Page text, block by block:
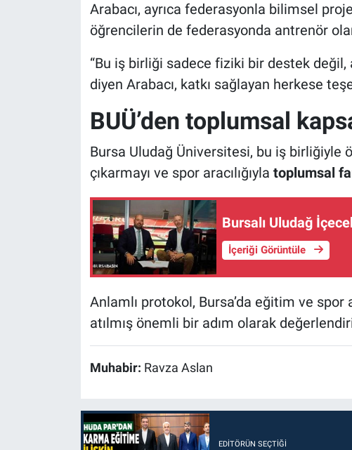
Arabacı, ayrıca federasyonla bilimsel
öğrencilerin de federasyonda antrenör
“Bu iş birliği sadece fiziki bir destek değil,
diyen Arabacı, katkı sağlayan herkese
BUÜ’den toplumsal
Bursa Uludağ Üniversitesi, bu iş birliğiyle
çıkarmayı ve spor aracılığıyla toplumsal
Bursalı Uludağ
İçeriği Görüntüle
Anlamlı protokol, Bursa’da eğitim ve spor
atılmış önemli bir adım olarak
Muhabir: Ravza Aslan
EDITÖRÜN SEÇTIĞI